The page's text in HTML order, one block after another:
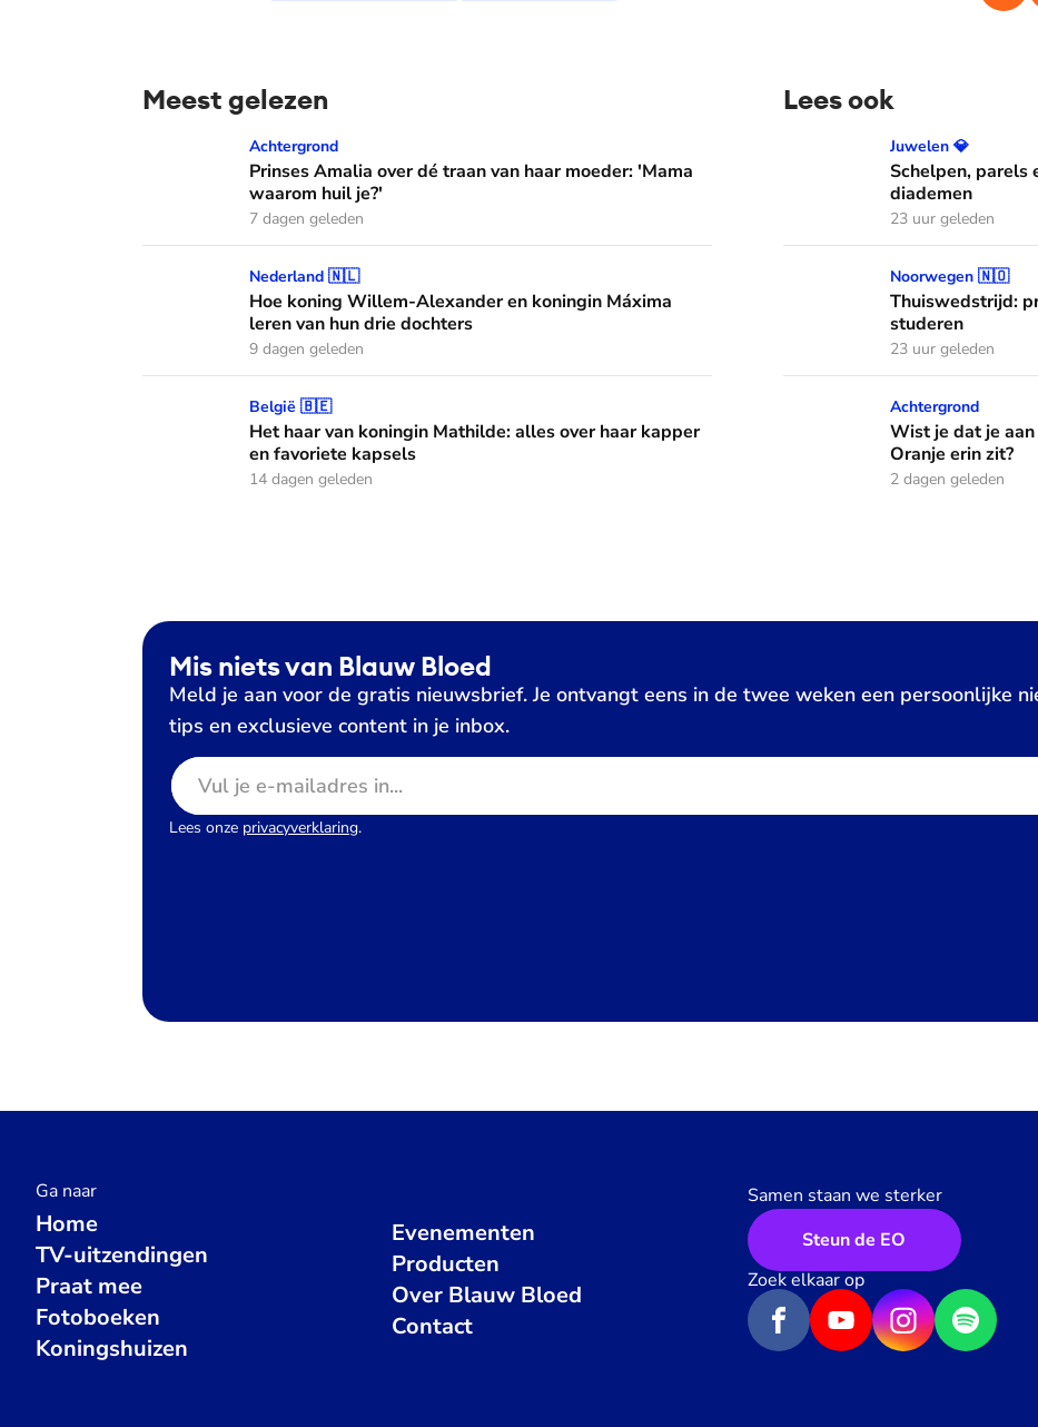
Meest gelezen
Prinses Amalia over dé traan van haar moeder: 'Mama waarom huil je?'
Achtergrond
Prinses Amalia over dé traan van haar moeder: 'Mama
waarom huil je?'
7 dagen geleden
Hoe koning Willem-Alexander en koningin Máxima leren van hun drie dochters
Nederland 🇳🇱
Hoe koning Willem-Alexander en koningin Máxima
leren van hun drie dochters
9 dagen geleden
Het haar van koningin Mathilde: alles over haar kapper en favoriete kapsels
België 🇧🇪
Het haar van koningin Mathilde: alles over haar kapper
en favoriete kapsels
14 dagen geleden
Lees ook
Schelpen, parels en bloemen:
Juwelen 💎
Schelpen, parels
diademen
23 uur geleden
Thuiswedstrijd: prinses Ingrid
Noorwegen 🇳🇴
Thuiswedstrijd:
studeren
23 uur geleden
Wist je dat je aan de vlag op
Achtergrond
Wist je dat je
Oranje erin zit?
2 dagen geleden
Mis niets van Blauw Bloed
Meld je aan voor de gratis nieuwsbrief. Je ontvangt eens in de twee weken een persoonlijke
tips en exclusieve content in je inbox.
E-mailadres
Lees onze privacyverklaring.
Ga naar
Home
TV-uitzendingen
Praat mee
Fotoboeken
Koningshuizen
Evenementen
Producten
Over Blauw Bloed
Contact
Samen staan we sterker
Steun de EO
Zoek elkaar op